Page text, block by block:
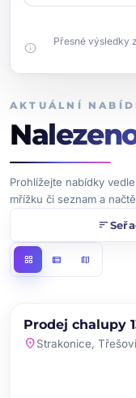
info
Přesné výsledky
AKTUÁLNÍ
Prohlížejte nabídky
mřížku či seznam a
sort
grid_view view_list map
PRODEJ
Prodej chalupy
location_onStrakonice,